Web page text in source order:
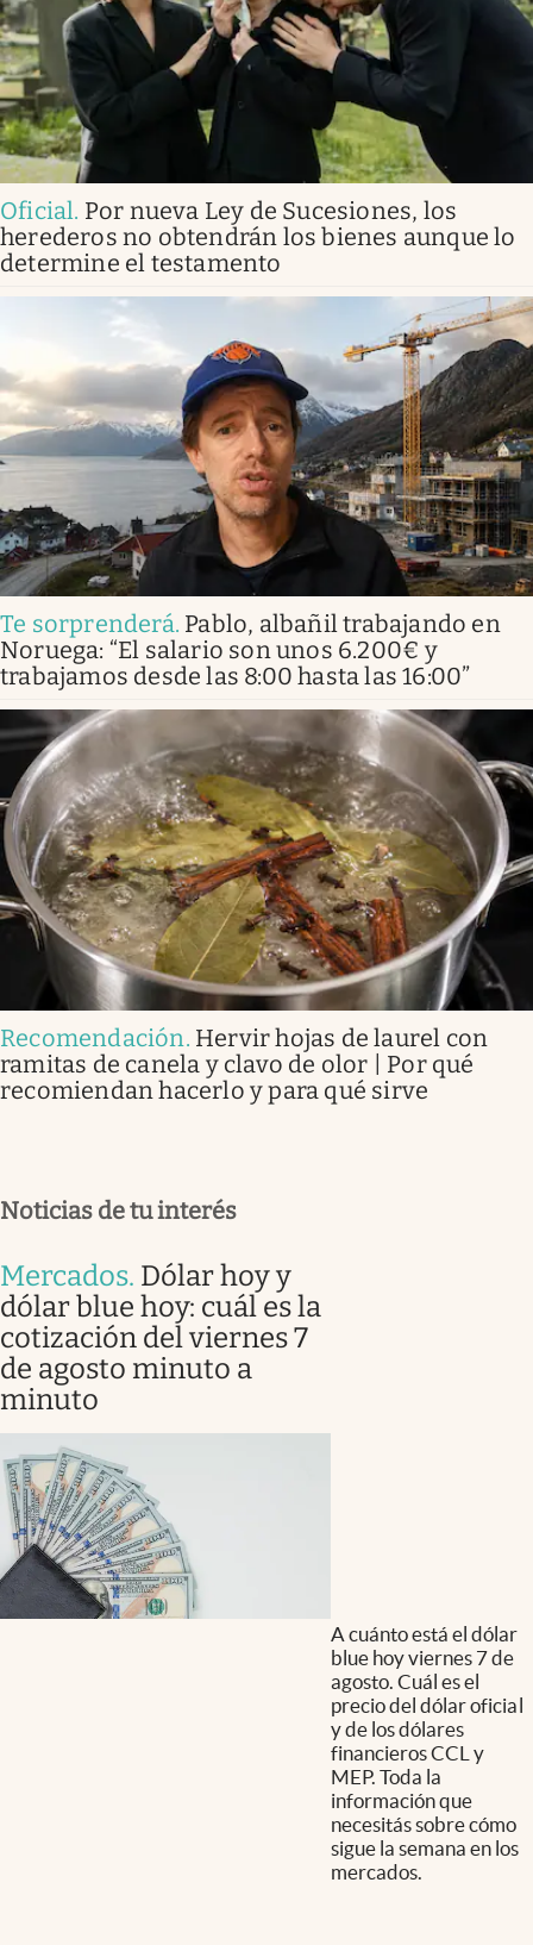
Oficial. Por nueva Ley de Sucesiones, los
herederos no obtendrán los bienes aunque lo
determine el testamento
Te sorprenderá. Pablo, albañil trabajando en
Noruega: “El salario son unos 6.200€ y
trabajamos desde las 8:00 hasta las 16:00”
Recomendación. Hervir hojas de laurel con
ramitas de canela y clavo de olor | Por qué
recomiendan hacerlo y para qué sirve
Noticias de tu interés
Mercados. Dólar hoy y
dólar blue hoy: cuál es la
cotización del viernes 7
de agosto minuto a
minuto
A cuánto está el dólar
blue hoy viernes 7 de
agosto. Cuál es el
precio del dólar oficial
y de los dólares
financieros CCL y
MEP. Toda la
información que
necesitás sobre cómo
sigue la semana en los
mercados.